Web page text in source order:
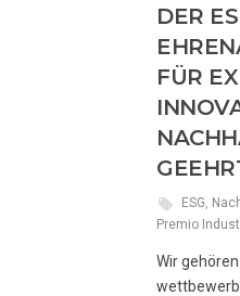
DER
FÜR
ESG
Premio
Wir